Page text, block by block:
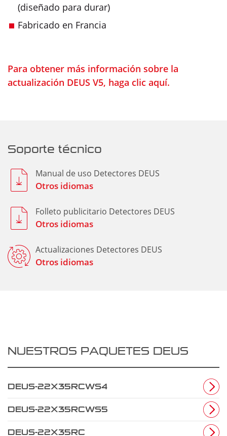
(diseñado para durar)
Fabricado en Francia
Para obtener más información sobre la
actualización DEUS V5, haga clic aquí.
Soporte técnico
Manual de uso Detectores DEUS
Otros idiomas
Folleto publicitario Detectores DEUS
Otros idiomas
Actualizaciones Detectores DEUS
Otros idiomas
NUESTROS PAQUETES DEUS
DEUS-22X35RCWS4
DEUS-22X35RCWS5
DEUS-22X35RC